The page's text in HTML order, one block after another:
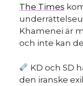
The Times
Khamenei är
och inte kan
KD och SD
den iranske